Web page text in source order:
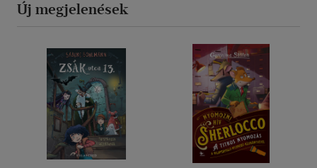
Új megjelenések